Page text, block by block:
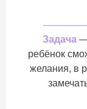
Задача —
ребёнок
желания, в